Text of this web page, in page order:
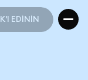
EDİNİN